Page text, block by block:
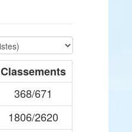
Classements
368/671
1806/2620